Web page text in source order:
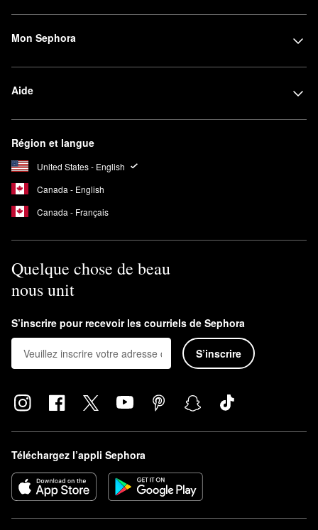
Mon Sephora
Aide
Région et langue
United States - English
Canada - English
Canada - Français
Quelque chose de beau
nous unit
S’inscrire pour recevoir les courriels de Sephora
S’inscrire
Téléchargez l’appli Sephora